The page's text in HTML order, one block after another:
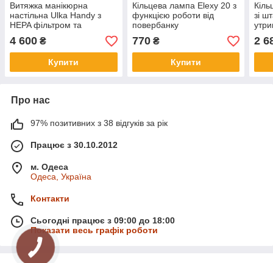
Витяжка манікюрна
настільна Ulka Handy з
HEPA фільтром та
функцією роботи від
повербанку, чорна
4 600 ₴
Купити
Кільцева лампа Elexy 20 з
функцією роботи від
повербанку
770₴
Купити
зі
2
Про нас
97% позитивних з 38 відгуків за рік
Працює з 30.10.2012
м. Одеса
Одеса, Україна
Контакти
Сьогодні працює з 09:00 до 18:00
Показати весь графік роботи